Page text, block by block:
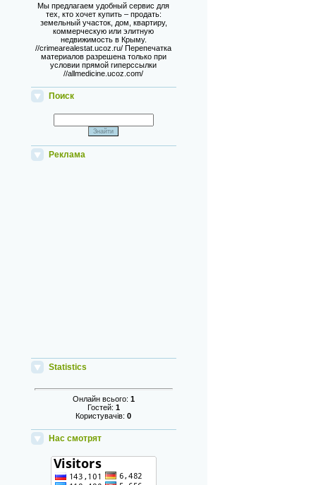
Мы предлагаем удобный сервис для
тех, кто хочет купить – продать:
земельный участок, дом, квартиру,
коммерческую или элитную
недвижимость в Крыму.
//crimearealestat.ucoz.ru/ Перепечатка
материалов разрешена только при
условии прямой гиперссылки
//allmedicine.ucoz.com/
Поиск
Реклама
Statistics
Онлайн всього: 1
Гостей: 1
Користувачів:0
Нас смотрят